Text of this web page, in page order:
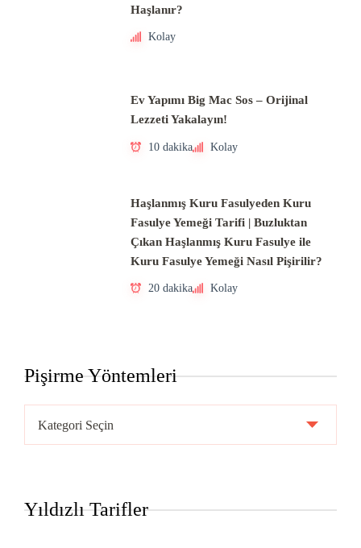
Haşlanır?
Kolay
Ev Yapımı Big Mac Sos – Orijinal
Lezzeti Yakalayın!
10 dakika Kolay
Haşlanmış Kuru Fasulyeden Kuru
Fasulye Yemeği Tarifi | Buzluktan
Çıkan Haşlanmış Kuru Fasulye ile
Kuru Fasulye Yemeği Nasıl Pişirilir?
20 dakika Kolay
Pişirme Yöntemleri
Yöntemleri
Yıldızlı Tarifler